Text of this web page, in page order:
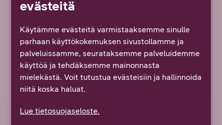
Lue lisää uudesta työstä
evästeitä
Käytämme evästeitä varmistaaksemme sinulle
parhaan käyttökokemuksen sivustollamme ja
palveluissamme, seurataksemme palveluidemme
käyttöä ja tehdäksemme mainonnasta
mielekästä. Voit tutustua evästeisiin ja hallinnoida
niitä koska haluat.
Lue tietosuojaseloste.